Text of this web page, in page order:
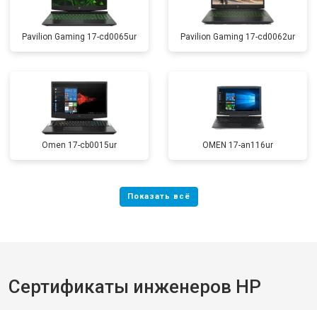
Pavilion Gaming 17-cd0065ur Pavilion Gaming 17-cd0062ur
Omen 17-cb0015ur OMEN 17-an116ur
Сертификаты инженеров HP